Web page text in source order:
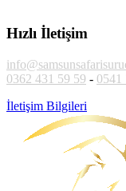
Hızlı İletişim
0362 431 59 59 - 0541
İletişim Bilgileri